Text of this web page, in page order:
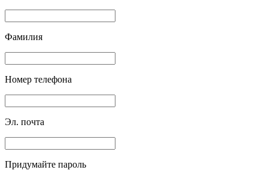
Фамилия
Номер телефона
Эл. почта
Придумайте пароль